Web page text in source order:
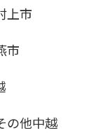
上市
市
の他中越